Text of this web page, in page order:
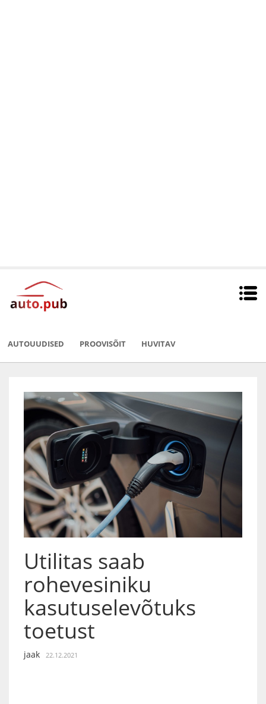
AUTOUUDISED PROOVISÕIT HUVITAV
Utilitas saab
rohevesiniku
kasutuselevõtuks
toetust
jaak 22.12.2021